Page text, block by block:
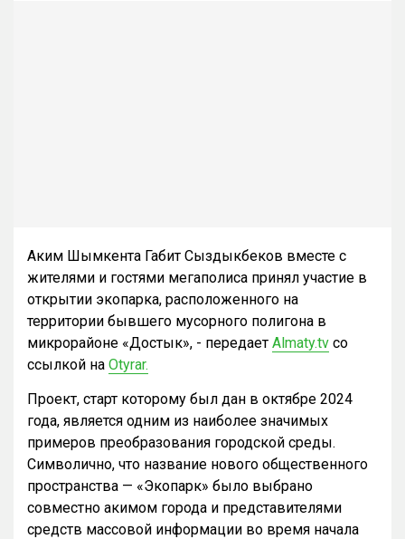
Аким Шымкента Габит Сыздыкбеков вместе с
жителями и гостями мегаполиса принял участие в
открытии экопарка, расположенного на
территории бывшего мусорного полигона в
микрорайоне «Достык», - передает Almaty.tv со
ссылкой на Otyrar.
Проект, старт которому был дан в октябре 2024
года, является одним из наиболее значимых
примеров преобразования городской среды.
Символично, что название нового общественного
пространства — «Экопарк» было выбрано
совместно акимом города и представителями
средств массовой информации во время начала